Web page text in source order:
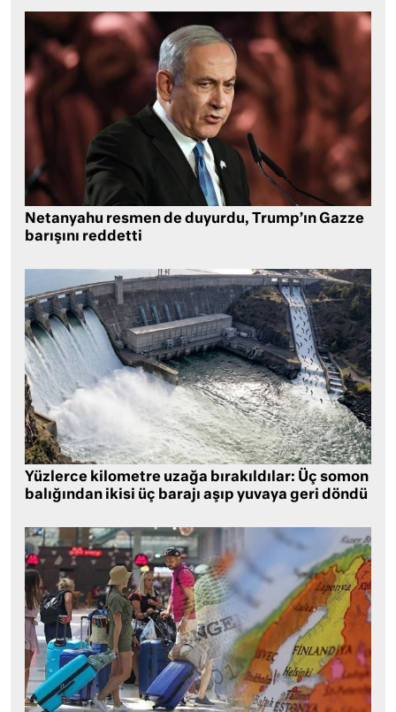
Netanyahu resmen de duyurdu, Trump’ın Gazze
barışını reddetti
Yüzlerce kilometre uzağa bırakıldılar: Üç somon
balığından ikisi üç barajı aşıp yuvaya geri döndü